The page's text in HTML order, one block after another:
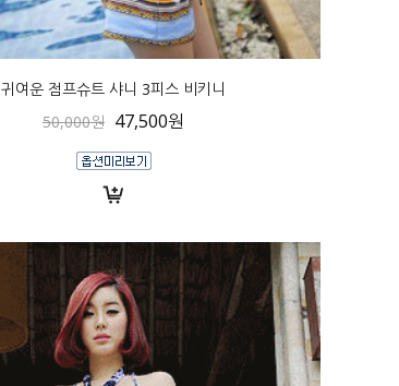
귀여운 점프슈트 샤니 3피스 비키니
50,000원 47,500원